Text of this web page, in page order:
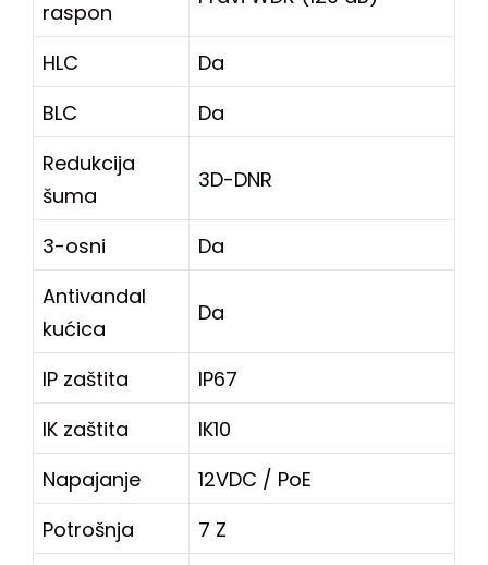
raspon
HLC
Da
BLC
Da
Redukcija
šuma
3D-DNR
3-osni
Da
Antivandal
kućica
Da
IP zaštita
IP67
IK zaštita
IK10
Napajanje
12VDC / PoE
Potrošnja
7 Z